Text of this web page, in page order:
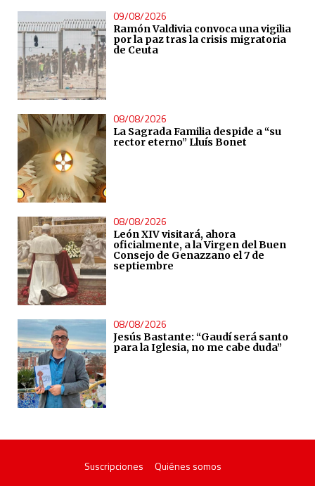
09/08/2026
Ramón Valdivia convoca una vigilia
por la paz tras la crisis migratoria
de Ceuta
08/08/2026
La Sagrada Familia despide a “su
rector eterno” Lluís Bonet
08/08/2026
León XIV visitará, ahora
oficialmente, a la Virgen del Buen
Consejo de Genazzano el 7 de
septiembre
08/08/2026
Jesús Bastante: “Gaudí será santo
para la Iglesia, no me cabe duda”
Suscripciones
Quiénes somos